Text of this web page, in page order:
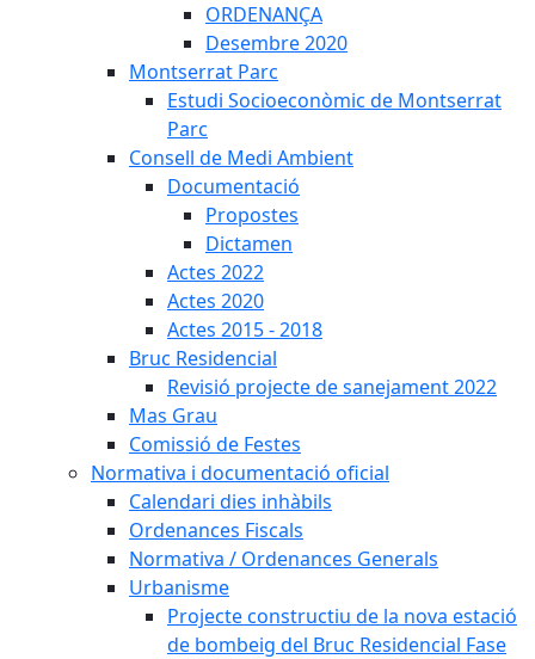
ORDENANÇA
Desembre 2020
Montserrat Parc
Estudi Socioeconòmic de Montserrat
Parc
Consell de Medi Ambient
Documentació
Propostes
Dictamen
Actes 2022
Actes 2020
Actes 2015 - 2018
Bruc Residencial
Revisió projecte de sanejament 2022
Mas Grau
Comissió de Festes
Normativa i documentació oficial
Calendari dies inhàbils
Ordenances Fiscals
Normativa / Ordenances Generals
Urbanisme
Projecte constructiu de la nova estació
de bombeig del Bruc Residencial Fase